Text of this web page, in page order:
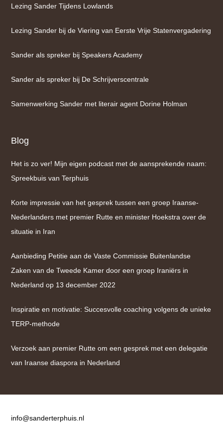
Lezing Sander Tijdens Lowlands
Lezing Sander bij de Viering van Eerste Vrije Statenvergadering
Sander als spreker bij Speakers Academy
Sander als spreker bij De Schrijverscentrale
Samenwerking Sander met literair agent Dorine Holman
Blog
Het is zo ver! Mijn eigen podcast met de aansprekende naam:
Spreekbuis van Terphuis
Korte impressie van het gesprek tussen een groep Iraanse-
Nederlanders met premier Rutte en minister Hoekstra over de
situatie in Iran
Aanbieding Petitie aan de Vaste Commissie Buitenlandse
Zaken van de Tweede Kamer door een groep Iraniërs in
Nederland op 13 december 2022
Inspiratie en motivatie: Succesvolle coaching volgens de unieke
TERP-methode
Verzoek aan premier Rutte om een gesprek met een delegatie
van Iraanse diaspora in Nederland
Contact
info@sanderterphuis.nl